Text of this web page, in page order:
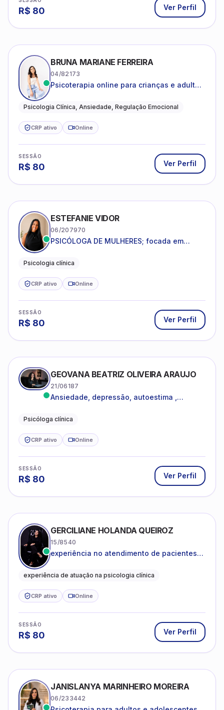
R$ 80 Ver Perfil
BRUNA MARIANE FERREIRA
04/82173
Psicoterapia online para crianças e adultos
reduzir a ansiedade e construir uma vida
Psicologia Clínica, Ansiedade, Regulação Emocional
CRP ativo Online
SESSÃO
R$ 80 Ver Perfil
ESTEFANIE VIDOR
06/207970
PSICÓLOGA DE MULHERES; focada em
dentro da sua realidade.
Psicologia clínica
CRP ativo Online
SESSÃO
R$ 80 Ver Perfil
GEOVANA BEATRIZ OLIVEIRA ARAUJO
21/06187
Ansiedade, depressão, autoestima ,
Psicóloga clínica
CRP ativo Online
SESSÃO
R$ 80 Ver Perfil
GERCILIANE HOLANDA QUEIROZ
15/8540
experiência no atendimento de pacientes
catastróficos e comportamentos
experiência de atuação na psicologia clínica
CRP ativo Online
SESSÃO
R$ 80 Ver Perfil
JANISLANYA MARINHEIRO MOREIRA
06/233442